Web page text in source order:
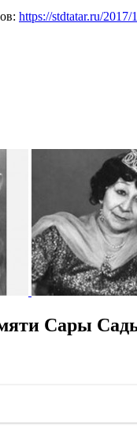
https://stdtatar.ru/
Сары